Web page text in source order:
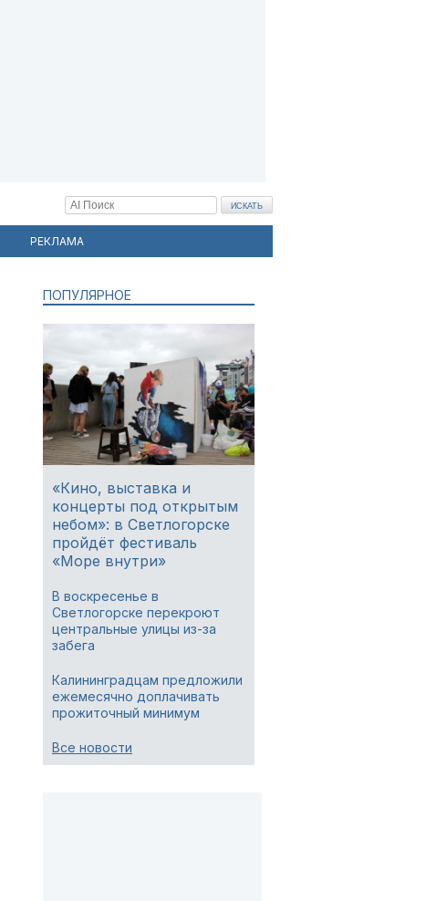
РЕКЛАМА
ПОПУЛЯРНОЕ
«Кино, выставка и
концерты под открытым
небом»: в Светлогорске
пройдёт фестиваль
«Море внутри»
В воскресенье в
Светлогорске перекроют
центральные улицы из-за
забега
Калининградцам предложили
ежемесячно доплачивать
прожиточный минимум
Все новости